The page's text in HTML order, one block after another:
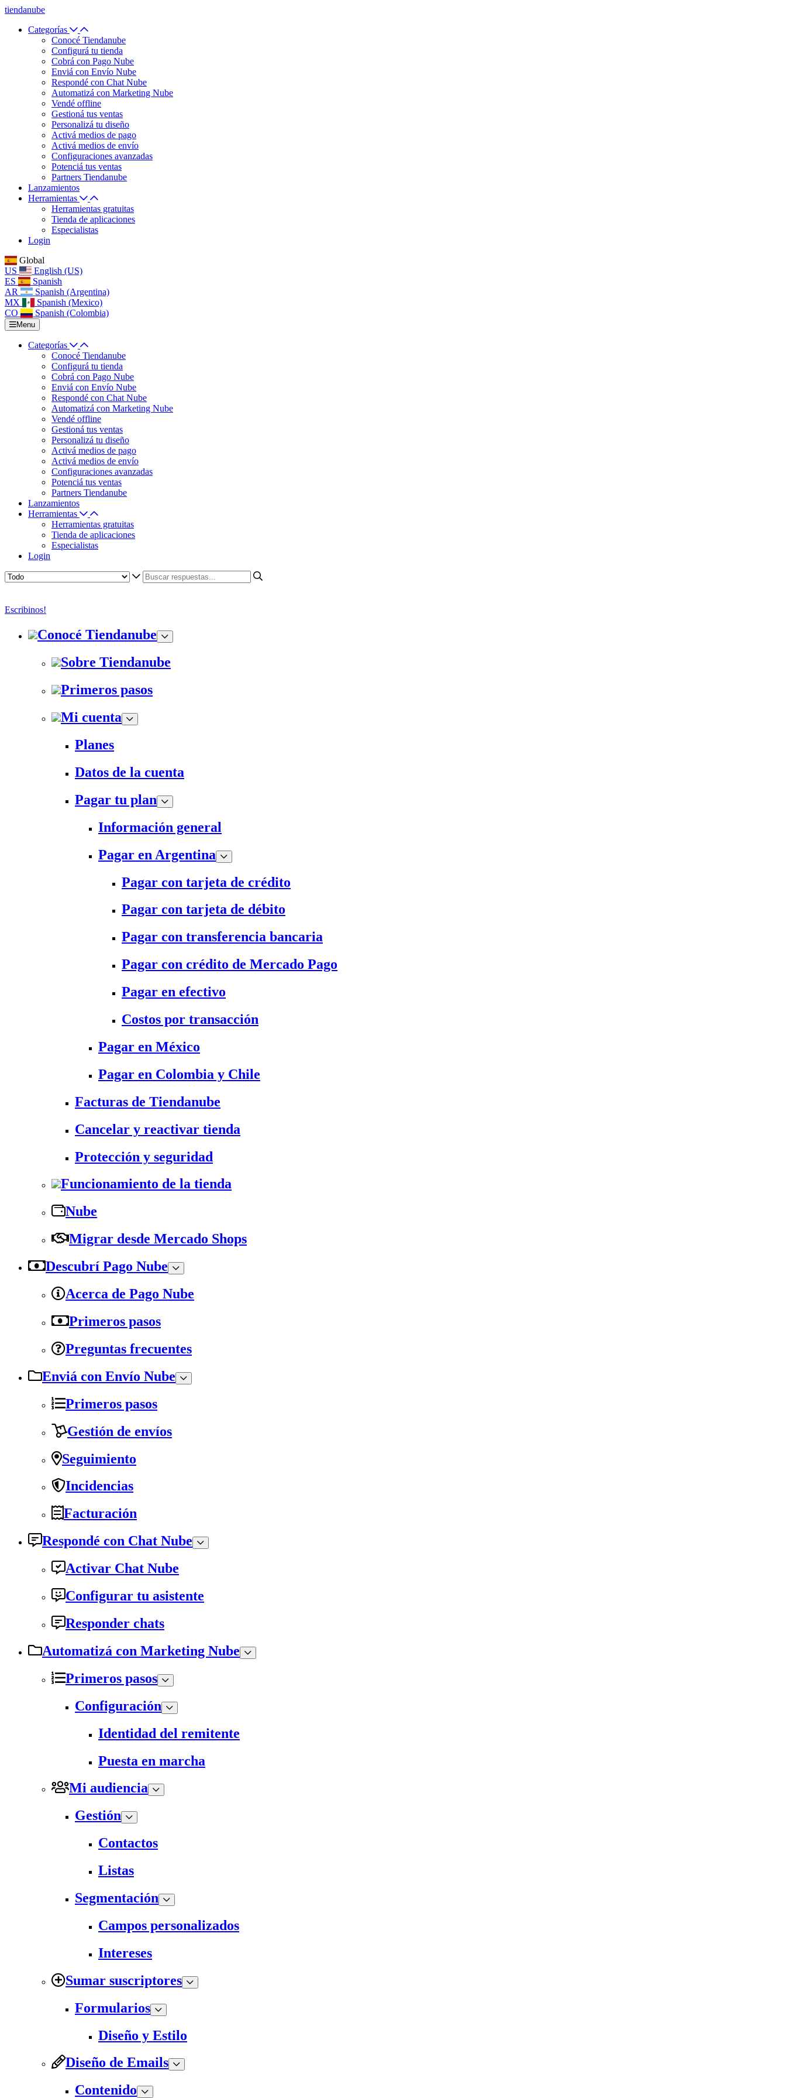
tiendanube
Categorías
Conocé Tiendanube
Configurá tu tienda
Cobrá con Pago Nube
Enviá con Envío Nube
Respondé con Chat Nube
Automatizá con Marketing Nube
Vendé offline
Gestioná tus ventas
Personalizá tu diseño
Activá medios de pago
Activá medios de envío
Configuraciones avanzadas
Potenciá tus ventas
Partners Tiendanube
Lanzamientos
Herramientas
Herramientas gratuitas
Tienda de aplicaciones
Especialistas
Login
Global
US
English (US)
ES
Spanish
AR
Spanish (Argentina)
MX
Spanish (Mexico)
CO
Spanish (Colombia)
Menu
Categorías
Conocé Tiendanube
Configurá tu tienda
Cobrá con Pago Nube
Enviá con Envío Nube
Respondé con Chat Nube
Automatizá con Marketing Nube
Vendé offline
Gestioná tus ventas
Personalizá tu diseño
Activá medios de pago
Activá medios de envío
Configuraciones avanzadas
Potenciá tus ventas
Partners Tiendanube
Lanzamientos
Herramientas
Herramientas gratuitas
Tienda de aplicaciones
Especialistas
Login
Escribinos!
Conocé Tiendanube
Sobre Tiendanube
Primeros pasos
Mi cuenta
Planes
Datos de la cuenta
Pagar tu plan
Información general
Pagar en Argentina
Pagar con tarjeta de crédito
Pagar con tarjeta de débito
Pagar con transferencia bancaria
Pagar con crédito de Mercado Pago
Pagar en efectivo
Costos por transacción
Pagar en México
Pagar en Colombia y Chile
Facturas de Tiendanube
Cancelar y reactivar tienda
Protección y seguridad
Funcionamiento de la tienda
Nube
Migrar desde Mercado Shops
Descubrí Pago Nube
Acerca de Pago Nube
Primeros pasos
Preguntas frecuentes
Enviá con Envío Nube
Primeros pasos
Gestión de envíos
Seguimiento
Incidencias
Facturación
Respondé con Chat Nube
Activar Chat Nube
Configurar tu asistente
Responder chats
Automatizá con Marketing Nube
Primeros pasos
Configuración
Identidad del remitente
Puesta en marcha
Mi audiencia
Gestión
Contactos
Listas
Segmentación
Campos personalizados
Intereses
Sumar suscriptores
Formularios
Diseño y Estilo
Diseño de Emails
Contenido